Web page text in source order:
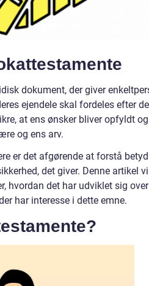
dokument, der giver
ejendele skal fordeles efter
at ens ønsker bliver opfyldt
og ens arv.
er det afgørende at forstå
det giver. Denne artikel
hvordan det har udviklet sig
har interesse i dette emne.